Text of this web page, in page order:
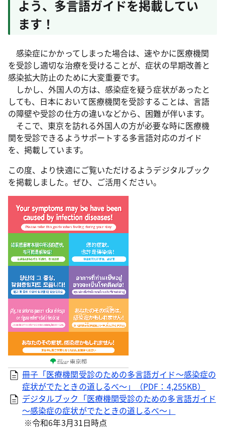
よう、多言語ガイドを掲載してい
ます！
感染症にかかってしまった場合は、速やかに医療機関
を受診し適切な治療を受けることが、症状の早期改善と
感染拡大防止のために大変重要です。
しかし、外国人の方は、感染症を疑う症状があったと
しても、日本において医療機関を受診することは、言語
の障壁や受診の仕方の違いなどから、困難が伴います。
そこで、東京を訪れる外国人の方が必要な時に医療機
関を受診できるようサポートする多言語対応のガイド
を、掲載しています。
この度、より快適にご覧いただけるようデジタルブック
を掲載しました。ぜひ、ご活用ください。
冊子「医療機関受診のための多言語ガイド～感染症の
症状がでたときの道しるべ～」（PDF：4,255KB）
デジタルブック「医療機関受診のための多言語ガイド
～感染症の症状がでたときの道しるべ～」
※令和6年3月31日時点